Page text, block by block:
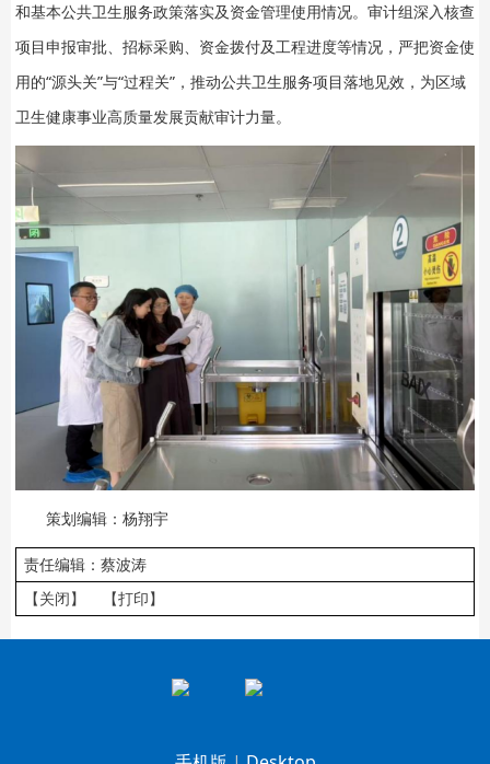
和基本公共卫生服务政策落实及资金管理使用情况。审计组深入核查
项目申报审批、招标采购、资金拨付及工程进度等情况，严把资金使
用的“源头关”与“过程关”，推动公共卫生服务项目落地见效，为区域
卫生健康事业高质量发展贡献审计力量。
策划编辑：杨翔宇
责任编辑：蔡波涛
【关闭】
【打印】